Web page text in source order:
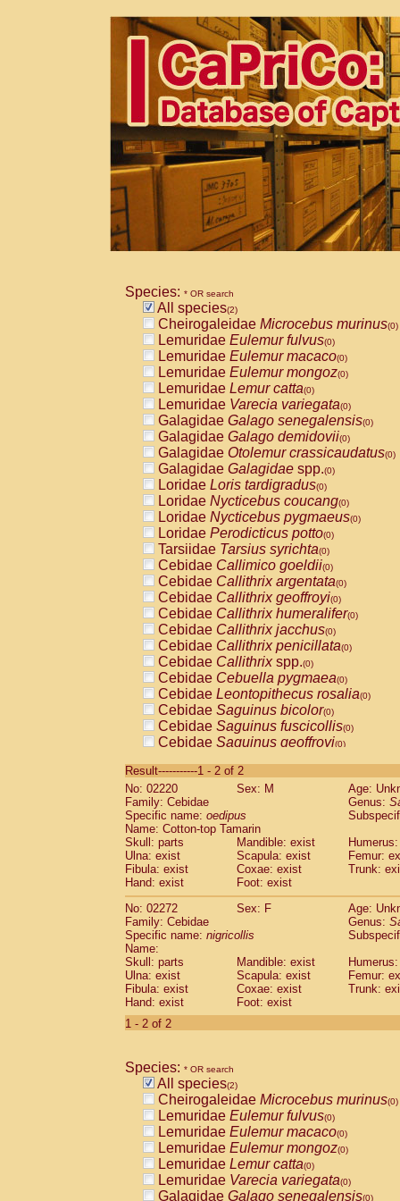
Species: * OR search
All species(2)
Cheirogaleidae Microcebus murinus(0)
Lemuridae Eulemur fulvus(0)
Lemuridae Eulemur macaco(0)
Lemuridae Eulemur mongoz(0)
Lemuridae Lemur catta(0)
Lemuridae Varecia variegata(0)
Galagidae Galago senegalensis(0)
Galagidae Galago demidovii(0)
Galagidae Otolemur crassicaudatus(0)
Galagidae Galagidae spp.(0)
Loridae Loris tardigradus(0)
Loridae Nycticebus coucang(0)
Loridae Nycticebus pygmaeus(0)
Loridae Perodicticus potto(0)
Tarsiidae Tarsius syrichta(0)
Cebidae Callimico goeldii(0)
Cebidae Callithrix argentata(0)
Cebidae Callithrix geoffroyi(0)
Cebidae Callithrix humeralifer(0)
Cebidae Callithrix jacchus(0)
Cebidae Callithrix penicillata(0)
Cebidae Callithrixspp.(0)
Cebidae Cebuella pygmaea(0)
Cebidae Leontopithecus rosalia(0)
Cebidae Saguinus bicolor(0)
Cebidae Saguinus fuscicollis(0)
Cebidae Saguinus geoffroyi(0)
CebidaeSaguinus labiatus(0)
Cebidae Saguinus leucopus (0)
Cebidae
CebidaeSaguinus mystax
Cebidae Saguinus nigricollis (1)
Cebidae Saguinus oedipus
Cebidae Saguinus weddelli
Cebidae Saguinusspp.
Cebidae Aotus trivirgatus
Cebidae
CebidaeCebus apella
Cebidae
Cebidae Cebus nigrivittatus
Cebidae Cebusspp.(0)
Cebidae Saimiri boliviensis
CebidaeSaimiri sciureus(0)
AtelidaeAlouatta caraya(0)
Atelidae Alouatta seniculus
AtelidaeAlouatta
AtelidaeAteles belzebuth(0)
AtelidaeAteles geoffroyi(0)
AtelidaeAteles paniscus(0)
AtelidaeAtelesspp. (0)
AtelidaeLagothrix lagothricha
AtelidaeLagothrix lagothricha cana
PitheciidaeCacajao calvus
Result-----------1 - 2 of 2
No: 02220
Sex: M
Age:
Family: Cebidae
Genus:
Specific name: oedipus
Name: Cotton-top Tamarin
Skull: parts
Mandible: exist
Ulna: exist
Scapula: exist
Femur:
Fibula: exist
Coxae: exist
Trunk:
Hand: exist
Foot: exist
No: 02272
Sex: F
Age:
Family: Cebidae
Genus:
Specific name: nigricollis
Name:
Skull: parts
Mandible: exist
Ulna: exist
Scapula: exist
Femur:
Fibula: exist
Coxae: exist
Trunk:
Hand: exist
Foot: exist
1 - 2 of 2
Species: * OR search
All species(2)
Cheirogaleidae Microcebus murinus(0)
Lemuridae Eulemur fulvus(0)
Lemuridae Eulemur macaco(0)
Lemuridae Eulemur mongoz(0)
Lemuridae Lemur catta(0)
Lemuridae Varecia variegata(0)
Galagidae Galago senegalensis(0)